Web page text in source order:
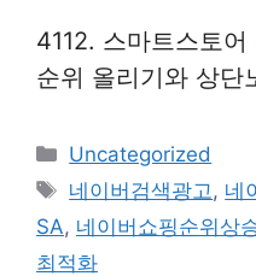
4112. 스마트스토
순위 올리기와 상단
Categories
Uncategorized
Tags
네이버검색광고, 네
SA, 네이버쇼핑순위상
최적화